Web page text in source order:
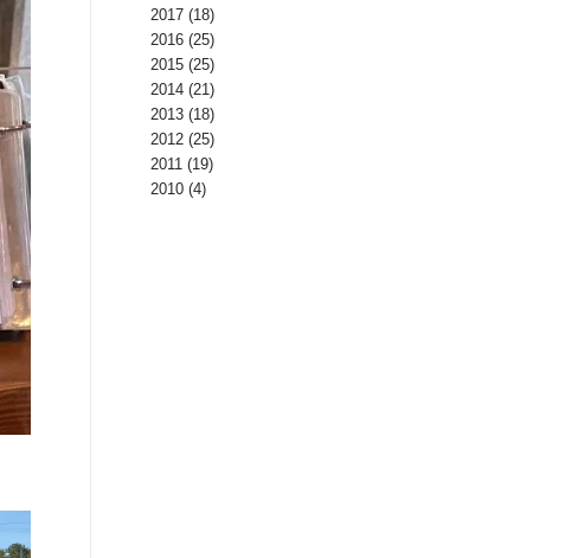
2017(18)
2016(25)
2015(25)
2014(21)
2013(18)
2012(25)
2011(19)
2010(4)